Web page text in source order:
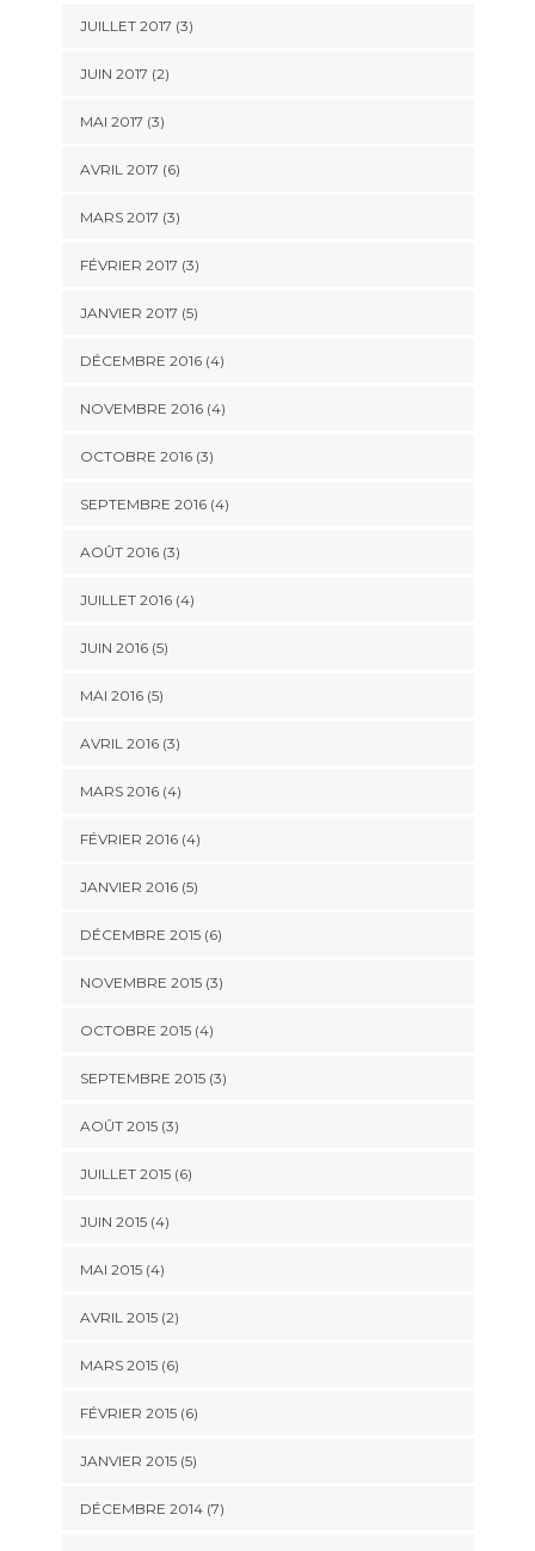
JUILLET 2017 (3)
JUIN 2017 (2)
MAI 2017 (3)
AVRIL 2017 (6)
MARS 2017 (3)
FÉVRIER 2017 (3)
JANVIER 2017 (5)
DÉCEMBRE 2016(4)
NOVEMBRE 2016(4)
OCTOBRE 2016(3)
SEPTEMBRE 2016(4)
AOÛT 2016(3)
JUILLET 2016(4)
JUIN 2016(5)
MAI 2016(5)
AVRIL 2016(3)
MARS 2016(4)
FÉVRIER 2016(4)
JANVIER 2016(5)
DÉCEMBRE 2015(6)
NOVEMBRE 2015(3)
OCTOBRE 2015(4)
SEPTEMBRE 2015(3)
AOÛT 2015(3)
JUILLET 2015(6)
JUIN 2015(4)
MAI 2015(4)
AVRIL 2015(2)
MARS 2015(6)
FÉVRIER 2015(6)
JANVIER 2015(5)
DÉCEMBRE 2014(7)